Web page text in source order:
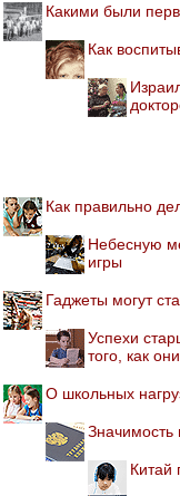
Какими были
Как
Как правильно
Небесную
игры
Гаджеты могут
Успехи
того, как
О школьных
Значимость
Китай